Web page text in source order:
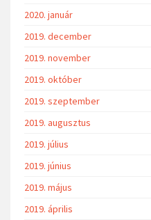
2020. január
2019. december
2019. november
2019. október
2019. szeptember
2019. augusztus
2019. július
2019. június
2019. május
2019. április